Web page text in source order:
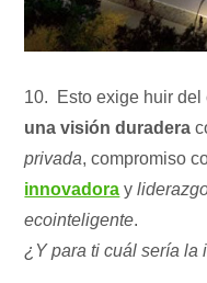
10. Esto exige huir del
una visión duradera
privada, compromiso
innovadora y
ecointeligente.
¿Y para ti cuál sería la